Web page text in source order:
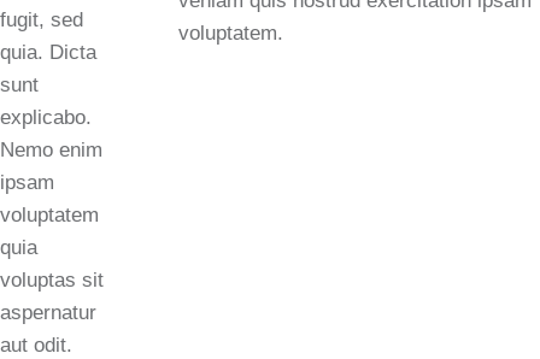
fugit, sed
quia. Dicta
sunt
explicabo.
Nemo enim
ipsam
voluptatem
quia
voluptas sit
aspernatur
aut odit.
voluptatem.